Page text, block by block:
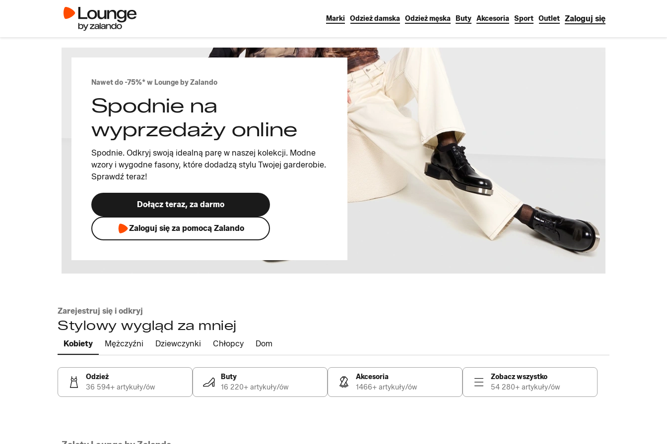
Marki Odzież damska Odzież męska Buty Akcesoria Sport Outlet Zaloguj się
Nawet do -75%* w Lounge by Zalando
Spodnie na
wyprzedaży online
Spodnie. Odkryj swoją idealną parę w naszej kolekcji. Modne
wzory i wygodne fasony, które dodadzą stylu Twojej garderobie.
Sprawdź teraz!
Dołącz teraz, za darmo
Zaloguj się za pomocą Zalando
Zarejestruj się i odkryj
Stylowy wygląd za mniej
Kobiety Mężczyźni Dziewczynki Chłopcy Dom
Odzież
36 594+ artykuły/ów
Buty
16 220+ artykuły/ów
Akcesoria
1466+ artykuły/ów
Zobacz wszystko
54 280+ artykuły/ów